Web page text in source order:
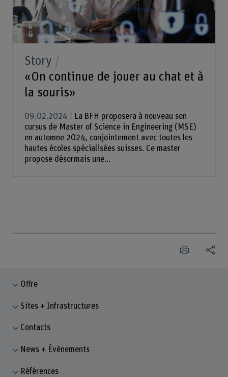
Story
«On continue de jouer au chat et à
la souris»
09.02.2024
La BFH proposera à nouveau son
cursus de Master of Science in Engineering (MSE)
en automne 2024, conjointement avec toutes les
hautes écoles spécialisées suisses. Ce master
propose désormais une...
Offre
Sites + Infrastructures
Contacts
News + Évènements
Références